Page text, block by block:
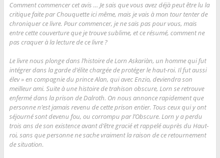
Comment commencer cet avis … Je sais que vous avez déjà peut être lu la
critique faite par Chouquette ici même, mais je vais à mon tour tenter de
chroniquer ce livre. Pour commencer, je ne sais pas pour vous, mais
entre cette couverture que je trouve sublime, et ce résumé, comment ne
pas craquer à la lecture de ce livre ?
Le livre nous plonge dans l’histoire de Lorn Askariàn, un homme qui fut
intégrer dans la garde d’élite chargée de protéger le haut-roi. Il fut aussi
élev » en compagnie du prince Alan, qui avec Enzio, deviendra son
meilleur ami. Suite à une histoire de trahison obscure, Lorn se retrouve
enfermé dans la prison de Dalroth. On nous annonce rapidement que
personne n’est jamais revenu de cette prison entier. Tous ceux qui y ont
séjourné sont devenu fou, ou corrompu par l’Obscure. Lorn y a perdu
trois ans de son existence avant d’être gracié et rappelé auprès du Haut-
roi, sans que personne ne sache vraiment la raison de ce retournement
de situation.